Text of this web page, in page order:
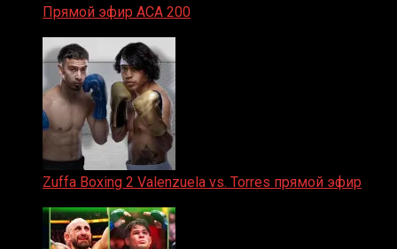
Прямой эфир ACA 200
Zuffa Boxing 2 Valenzuela vs. Torres прямой эфир